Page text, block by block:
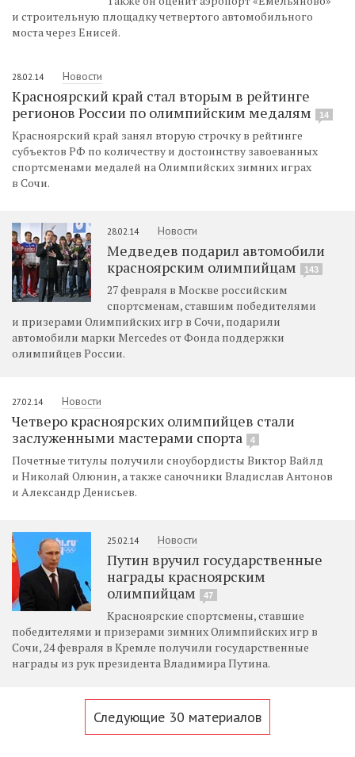
и строительную площадку четвертого автомобильного
моста через Енисей.
28.02.14 Новости
Красноярский край стал вторым в рейтинге
регионов России по олимпийским медалям
14
Красноярский край занял вторую строчку в рейтинге
субъектов РФ по количеству и достоинству завоеванных
спортсменами медалей на Олимпийских зимних играх
в Сочи.
28.02.14 Новости
Медведев подарил автомобили
красноярским олимпийцам
143
27 февраля в Москве российским
спортсменам, ставшим победителями
и призерами Олимпийских игр в Сочи, подарили
автомобили марки Mercedes от Фонда поддержки
олимпийцев России.
27.02.14 Новости
Четверо красноярских олимпийцев стали
заслуженными мастерами спорта
4
Почетные титулы получили сноубордисты Виктор Вайлд
и Николай Олюнин, а также саночники Владислав Антонов
и Александр Денисьев.
25.02.14 Новости
Путин вручил государственные
награды красноярским
олимпийцам
47
Красноярские спортсмены, ставшие
победителями и призерами зимних Олимпийских игр в
Сочи, 24 февраля в Кремле получили государственные
награды из рук президента Владимира Путина.
Следующие 30 материалов